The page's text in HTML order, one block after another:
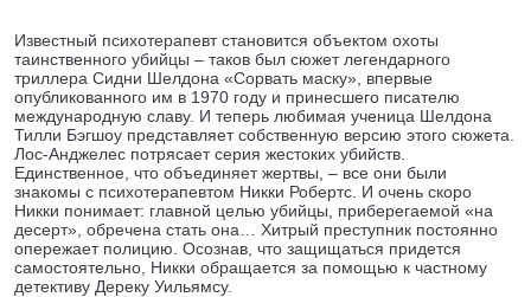
Извеcтный психотерапевт становится объектом охоты
таинственного убийцы – таков был сюжет легендарного
триллера Сидни Шелдона «Сорвать маску», впервые
опубликованного им в 1970 году и принесшего писателю
международную славу. И теперь любимая ученица Шелдона
Тилли Бэгшоу представляет собственную версию этого сюжета.
Лос-Анджелес потрясает серия жестоких убийств.
Единственное, что объединяет жертвы, – все они были
знакомы с психотерапевтом Никки Робертс. И очень скоро
Никки понимает: главной целью убийцы, приберегаемой «на
десерт», обречена стать она… Хитрый преступник постоянно
опережает полицию. Осознав, что защищаться придется
самостоятельно, Никки обращается за помощью к частному
детективу Дереку Уильямсу.